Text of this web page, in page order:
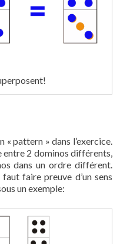
« pattern » dans l’exercice.
entre 2 dominos différents,
dans un ordre différent.
faire preuve d’un sens
un exemple: